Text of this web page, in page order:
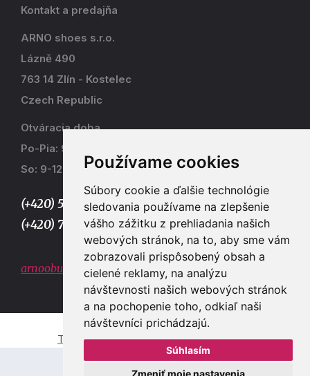
Používame cookies
Súbory cookie a ďalšie technológie
sledovania používame na zlepšenie
vášho zážitku z prehliadania našich
webových stránok, na to, aby sme vám
zobrazovali prispôsobený obsah a
cielené reklamy, na analýzu
návštevnosti našich webových stránok
a na pochopenie toho, odkiaľ naši
návštevníci prichádzajú.
Súhlasím
Zmeniť moje nastavenia
Kontakt a predajňa
ARNO shoes s.r.o.
Lázně 490
763 14 Zlín - Kostelec
Czech Republic
Otváracia doba
Po-Pia: 9-17
So: 9-12
(+420) 577 915 036,
(+420) 773 667 390
arnoobuv@gmail.com
Tvorba e-shopů a webových stránek Zlín